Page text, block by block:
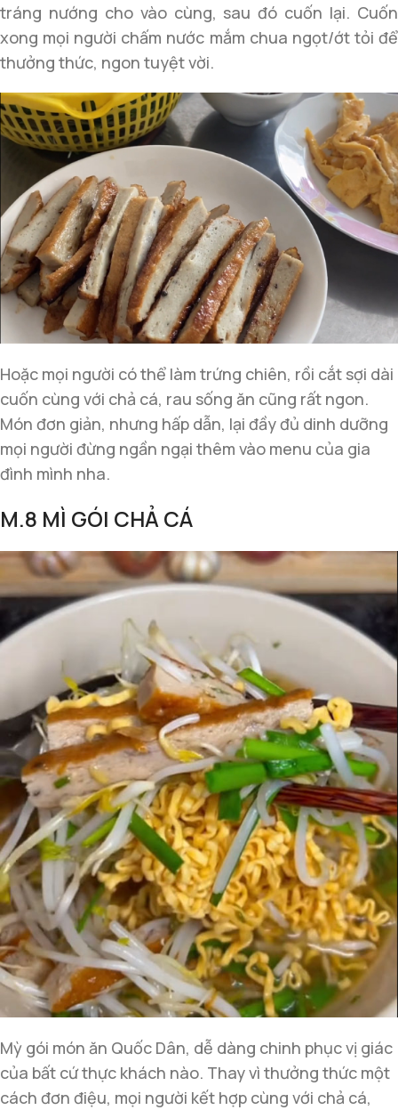
tráng nướng cho vào cùng, sau đó cuốn lại. Cuốn
xong mọi người chấm nước mắm chua ngọt/ớt tỏi để
thưởng thức, ngon tuyệt vời.
Hoặc mọi người có thể làm trứng chiên, rồi cắt sợi dài
cuốn cùng với chả cá, rau sống ăn cũng rất ngon.
Món đơn giản, nhưng hấp dẫn, lại đầy đủ dinh dưỡng
mọi người đừng ngần ngại thêm vào menu của gia
đình mình nha.
M.8 MÌ GÓI CHẢ CÁ
Mỳ gói món ăn Quốc Dân, dễ dàng chinh phục vị giác
của bất cứ thực khách nào. Thay vì thưởng thức một
cách đơn điệu, mọi người kết hợp cùng với chả cá,